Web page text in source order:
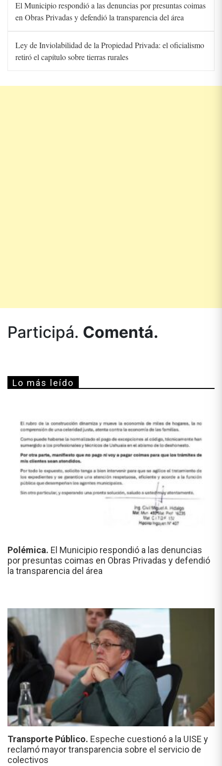
El Municipio respondió a las denuncias por presuntas coimas
en Obras Privadas y defendió la transparencia del área
Ley de Inviolabilidad de la Propiedad Privada: el oficialismo
retiró el capítulo sobre tierras rurales
Participá. Comentá.
Lo más leído
Polémica. El Municipio respondió a las denuncias
por presuntas coimas en Obras Privadas y defendió
la transparencia del área
Transporte Público. Espeche cuestionó a la UISE y
reclamó mayor transparencia sobre el servicio de
colectivos